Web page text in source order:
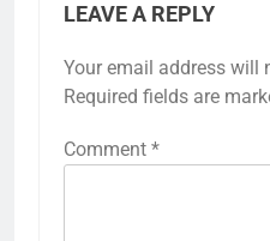
LEAVE A REPLY
Your email address will
Required fields are
Comment *